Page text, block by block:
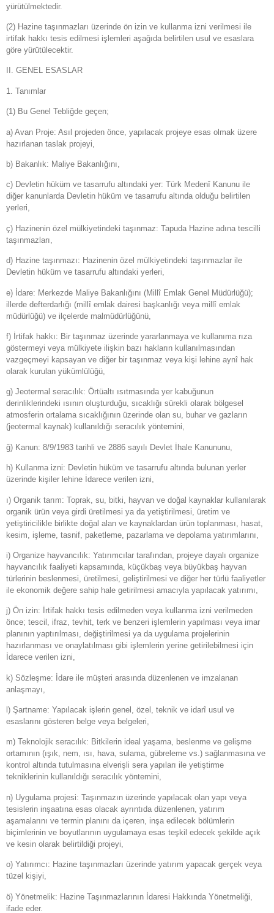
yürütülmektedir.
(2) Hazine taşınmazları üzerinde ön izin ve kullanma izni verilmesi ile
irtifak hakkı tesis edilmesi işlemleri aşağıda belirtilen usul ve esaslara
göre yürütülecektir.
II. GENEL ESASLAR
1. Tanımlar
(1) Bu Genel Tebliğde geçen;
a) Avan Proje: Asıl projeden önce, yapılacak projeye esas olmak üzere
hazırlanan taslak projeyi,
b) Bakanlık: Maliye Bakanlığını,
c) Devletin hüküm ve tasarrufu altındaki yer: Türk Medenî Kanunu ile
diğer kanunlarda Devletin hüküm ve tasarrufu altında olduğu belirtilen
yerleri,
ç) Hazinenin özel mülkiyetindeki taşınmaz: Tapuda Hazine adına tescilli
taşınmazları,
d) Hazine taşınmazı: Hazinenin özel mülkiyetindeki taşınmazlar ile
Devletin hüküm ve tasarrufu altındaki yerleri,
e) İdare: Merkezde Maliye Bakanlığını (Millî Emlak Genel Müdürlüğü);
illerde defterdarlığı (millî emlak dairesi başkanlığı veya millî emlak
müdürlüğü) ve ilçelerde malmüdürlüğünü,
f) İrtifak hakkı: Bir taşınmaz üzerinde yararlanmaya ve kullanıma rıza
göstermeyi veya mülkiyete ilişkin bazı hakların kullanılmasından
vazgeçmeyi kapsayan ve diğer bir taşınmaz veya kişi lehine aynî hak
olarak kurulan yükümlülüğü,
g) Jeotermal seracılık: Örtüaltı ısıtmasında yer kabuğunun
derinliklerindeki ısının oluşturduğu, sıcaklığı sürekli olarak bölgesel
atmosferin ortalama sıcaklığının üzerinde olan su, buhar ve gazların
(jeotermal kaynak) kullanıldığı seracılık yöntemini,
ğ) Kanun: 8/9/1983 tarihli ve 2886 sayılı Devlet İhale Kanununu,
h) Kullanma izni: Devletin hüküm ve tasarrufu altında bulunan yerler
üzerinde kişiler lehine İdarece verilen izni,
ı) Organik tarım: Toprak, su, bitki, hayvan ve doğal kaynaklar kullanılarak
organik ürün veya girdi üretilmesi ya da yetiştirilmesi, üretim ve
yetiştiricilikle birlikte doğal alan ve kaynaklardan ürün toplanması, hasat,
kesim, işleme, tasnif, paketleme, pazarlama ve depolama yatırımlarını,
i) Organize hayvancılık: Yatırımcılar tarafından, projeye dayalı organize
hayvancılık faaliyeti kapsamında, küçükbaş veya büyükbaş hayvan
türlerinin beslenmesi, üretilmesi, geliştirilmesi ve diğer her türlü faaliyetler
ile ekonomik değere sahip hale getirilmesi amacıyla yapılacak yatırımı,
j) Ön izin: İrtifak hakkı tesis edilmeden veya kullanma izni verilmeden
önce; tescil, ifraz, tevhit, terk ve benzeri işlemlerin yapılması veya imar
planının yaptırılması, değiştirilmesi ya da uygulama projelerinin
hazırlanması ve onaylatılması gibi işlemlerin yerine getirilebilmesi için
İdarece verilen izni,
k) Sözleşme: İdare ile müşteri arasında düzenlenen ve imzalanan
anlaşmayı,
l) Şartname: Yapılacak işlerin genel, özel, teknik ve idarî usul ve
esaslarını gösteren belge veya belgeleri,
m) Teknolojik seracılık: Bitkilerin ideal yaşama, beslenme ve gelişme
ortamının (ışık, nem, ısı, hava, sulama, gübreleme vs.) sağlanmasına ve
kontrol altında tutulmasına elverişli sera yapıları ile yetiştirme
tekniklerinin kullanıldığı seracılık yöntemini,
n) Uygulama projesi: Taşınmazın üzerinde yapılacak olan yapı veya
tesislerin inşaatına esas olacak ayrıntıda düzenlenen, yatırım
aşamalarını ve termin planını da içeren, inşa edilecek bölümlerin
biçimlerinin ve boyutlarının uygulamaya esas teşkil edecek şekilde açık
ve kesin olarak belirtildiği projeyi,
o) Yatırımcı: Hazine taşınmazları üzerinde yatırım yapacak gerçek veya
tüzel kişiyi,
ö) Yönetmelik: Hazine Taşınmazlarının İdaresi Hakkında Yönetmeliği,
ifade eder.